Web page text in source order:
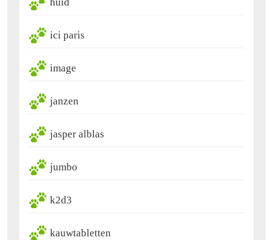
ici paris
image
janzen
jasper alblas
jumbo
k2d3
kauwtabletten